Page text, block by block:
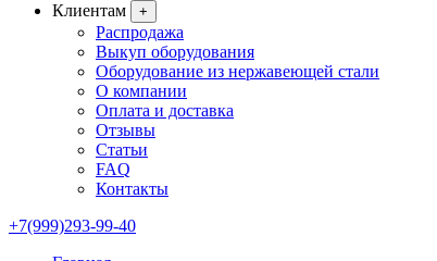
Клиентам
+
Распродажа
Выкуп оборудования
Оборудование из нержавеющей стали
О компании
Оплата и доставка
Отзывы
Статьи
FAQ
Контакты
+7(999)293-99-40